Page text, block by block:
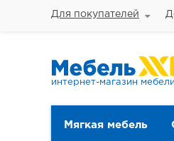
Для покупателей
интернет-магазин мебели
Мягкая мебель